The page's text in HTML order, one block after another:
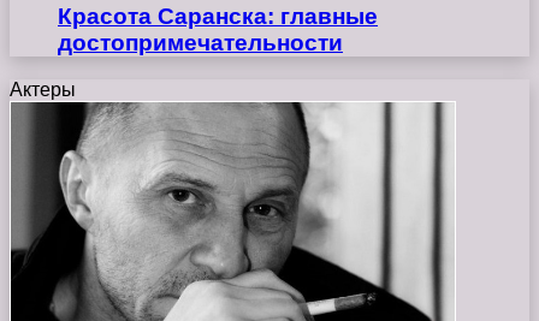
Красота Саранска: главные
достопримечательности
Актеры